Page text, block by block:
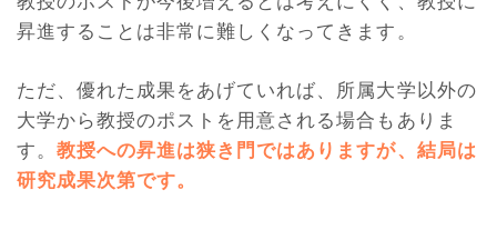
昇進することは非常に難しくなってきます。
ただ、優れた成果をあげていれば、所属大学以外の
大学から教授のポストを用意される場合もありま
す。教授への昇進は狭き門ではありますが、結局は
研究成果次第です。